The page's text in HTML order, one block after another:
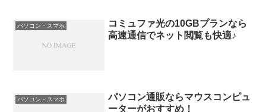
パソコン・スマホ
コミュファ光の10GBプランなら
高速通信でネット閲覧も快適♪
パソコン・スマホ
パソコン通販ならマウスコンピュ
ーターがおすすめ！